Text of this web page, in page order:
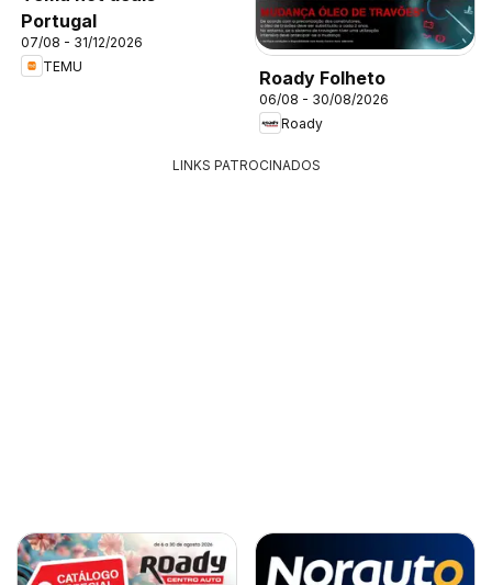
Portugal
07/08 - 31/12/2026
TEMU
Roady Folheto
06/08 - 30/08/2026
Roady
LINKS PATROCINADOS